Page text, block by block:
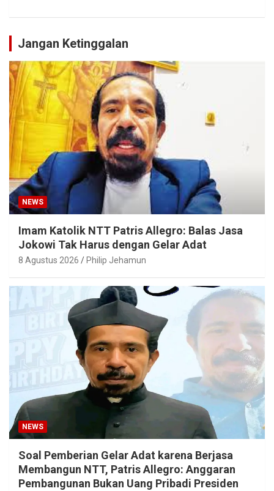
Jangan Ketinggalan
NEWS
Imam Katolik NTT Patris Allegro: Balas Jasa
Jokowi Tak Harus dengan Gelar Adat
8 Agustus 2026 Philip Jehamun
NEWS
Soal Pemberian Gelar Adat karena Berjasa
Membangun NTT, Patris Allegro: Anggaran
Pembangunan Bukan Uang Pribadi Presiden